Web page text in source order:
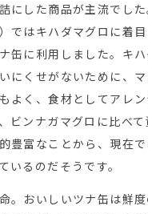
にした商品が主流でし
ではキハダマグロに着
缶に利用しました。キ
にくせがないために、
よく、食材としてアレ
ビンナガマグロに比べて
豊富なことから、現在
いるのだそうです。
。おいしいツナ缶は鮮